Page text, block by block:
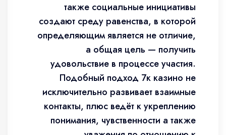
также социальные инициативы
создают среду равенства, в которой
определяющим является не отличие,
а общая цель — получить
удовольствие в процессе участия.
Подобный подход 7к казино не
исключительно развивает взаимные
контакты, плюс ведёт к укреплению
понимания, чувственности а также